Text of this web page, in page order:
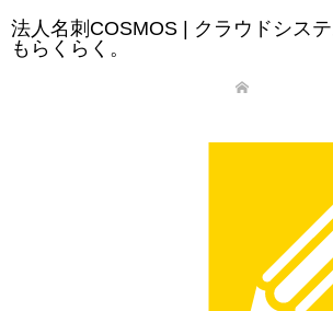
法人名刺COSMOS | クラウドシス
もらくらく。